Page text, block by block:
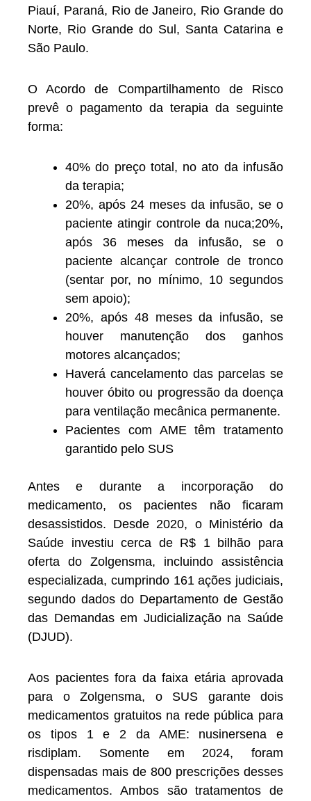
Piauí, Paraná, Rio de Janeiro, Rio Grande do
Norte, Rio Grande do Sul, Santa Catarina e
São Paulo.
O Acordo de Compartilhamento de Risco
prevê o pagamento da terapia da seguinte
forma:
40% do preço total, no ato da infusão
da terapia;
20%, após 24 meses da infusão, se o
paciente atingir controle da nuca;20%,
após 36 meses da infusão, se o
paciente alcançar controle de tronco
(sentar por, no mínimo, 10 segundos
sem apoio);
20%, após 48 meses da infusão, se
houver manutenção dos ganhos
motores alcançados;
Haverá cancelamento das parcelas se
houver óbito ou progressão da doença
para ventilação mecânica permanente.
Pacientes com AME têm tratamento
garantido pelo SUS
Antes e durante a incorporação do
medicamento, os pacientes não ficaram
desassistidos. Desde 2020, o Ministério da
Saúde investiu cerca de R$ 1 bilhão para
oferta do Zolgensma, incluindo assistência
especializada, cumprindo 161 ações judiciais,
segundo dados do Departamento de Gestão
das Demandas em Judicialização na Saúde
(DJUD).
Aos pacientes fora da faixa etária aprovada
para o Zolgensma, o SUS garante dois
medicamentos gratuitos na rede pública para
os tipos 1 e 2 da AME: nusinersena e
risdiplam. Somente em 2024, foram
dispensadas mais de 800 prescrições desses
medicamentos. Ambos são tratamentos de